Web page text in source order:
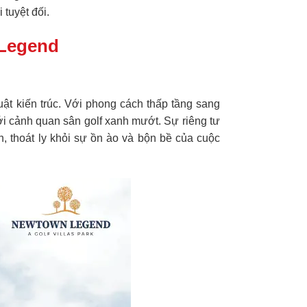
tuyệt đối.
kiến trúc. Với phong cách thấp tầng sang
cảnh quan sân golf xanh mướt. Sự riêng tư
thoát ly khỏi sự ồn ào và bộn bề của cuộc